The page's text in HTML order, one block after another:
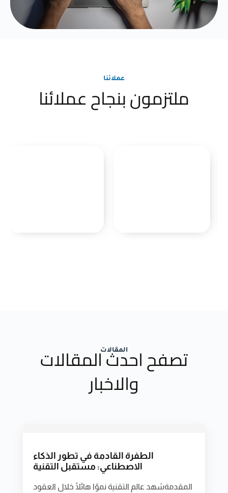
عملائنا
ملتزمون بنجاح عملائنا
المقالات
تصفح احدث المقالات
والاخبار
الطفرة القادمة في تطور الذكاء
الاصطناعي: مستقبل التقنية
المقدمةشهد عالم التقنية نموًا هائلًا خلال العقود